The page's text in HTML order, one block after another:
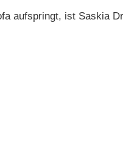
aufspringt, ist Saskia